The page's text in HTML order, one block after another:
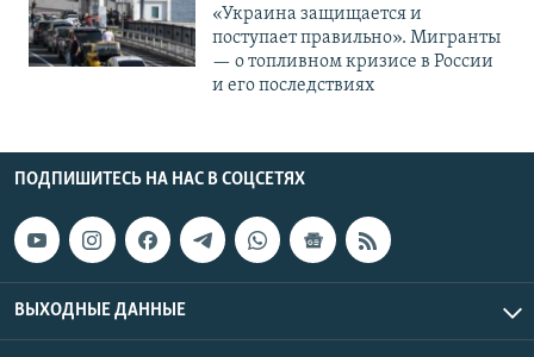
«Украина защищается и
поступает правильно». Мигранты
— о топливном кризисе в России
и его последствиях
ПОДПИШИТЕСЬ НА НАС В СОЦСЕТЯХ
ВЫХОДНЫЕ ДАННЫЕ